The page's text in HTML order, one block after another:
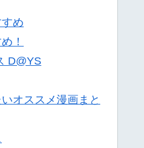
め
！
D@YS
オススメ漫画まと